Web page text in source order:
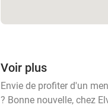
Voir plus
Envie de profiter d'un
? Bonne nouvelle, chez